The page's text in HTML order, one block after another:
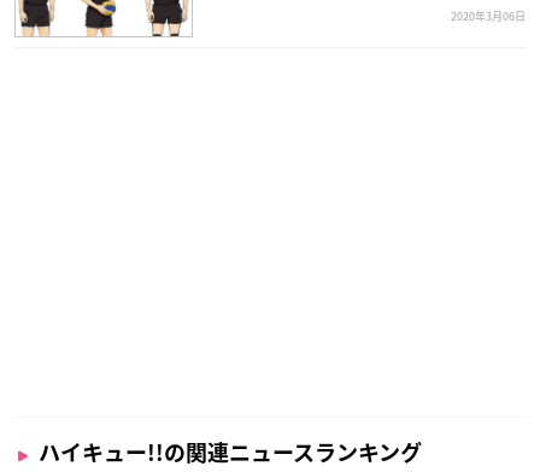
2020年3月06日
ハイキュー!!の関連ニュースランキング